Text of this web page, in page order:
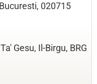
020715
Gesu, Il-Birgu, BRG